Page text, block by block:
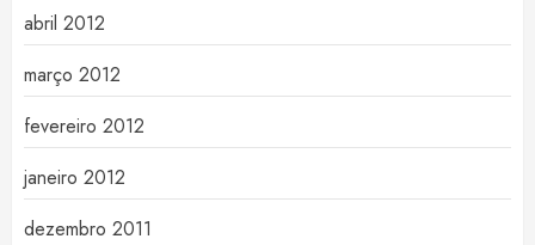
abril 2012
março 2012
fevereiro 2012
janeiro 2012
dezembro 2011